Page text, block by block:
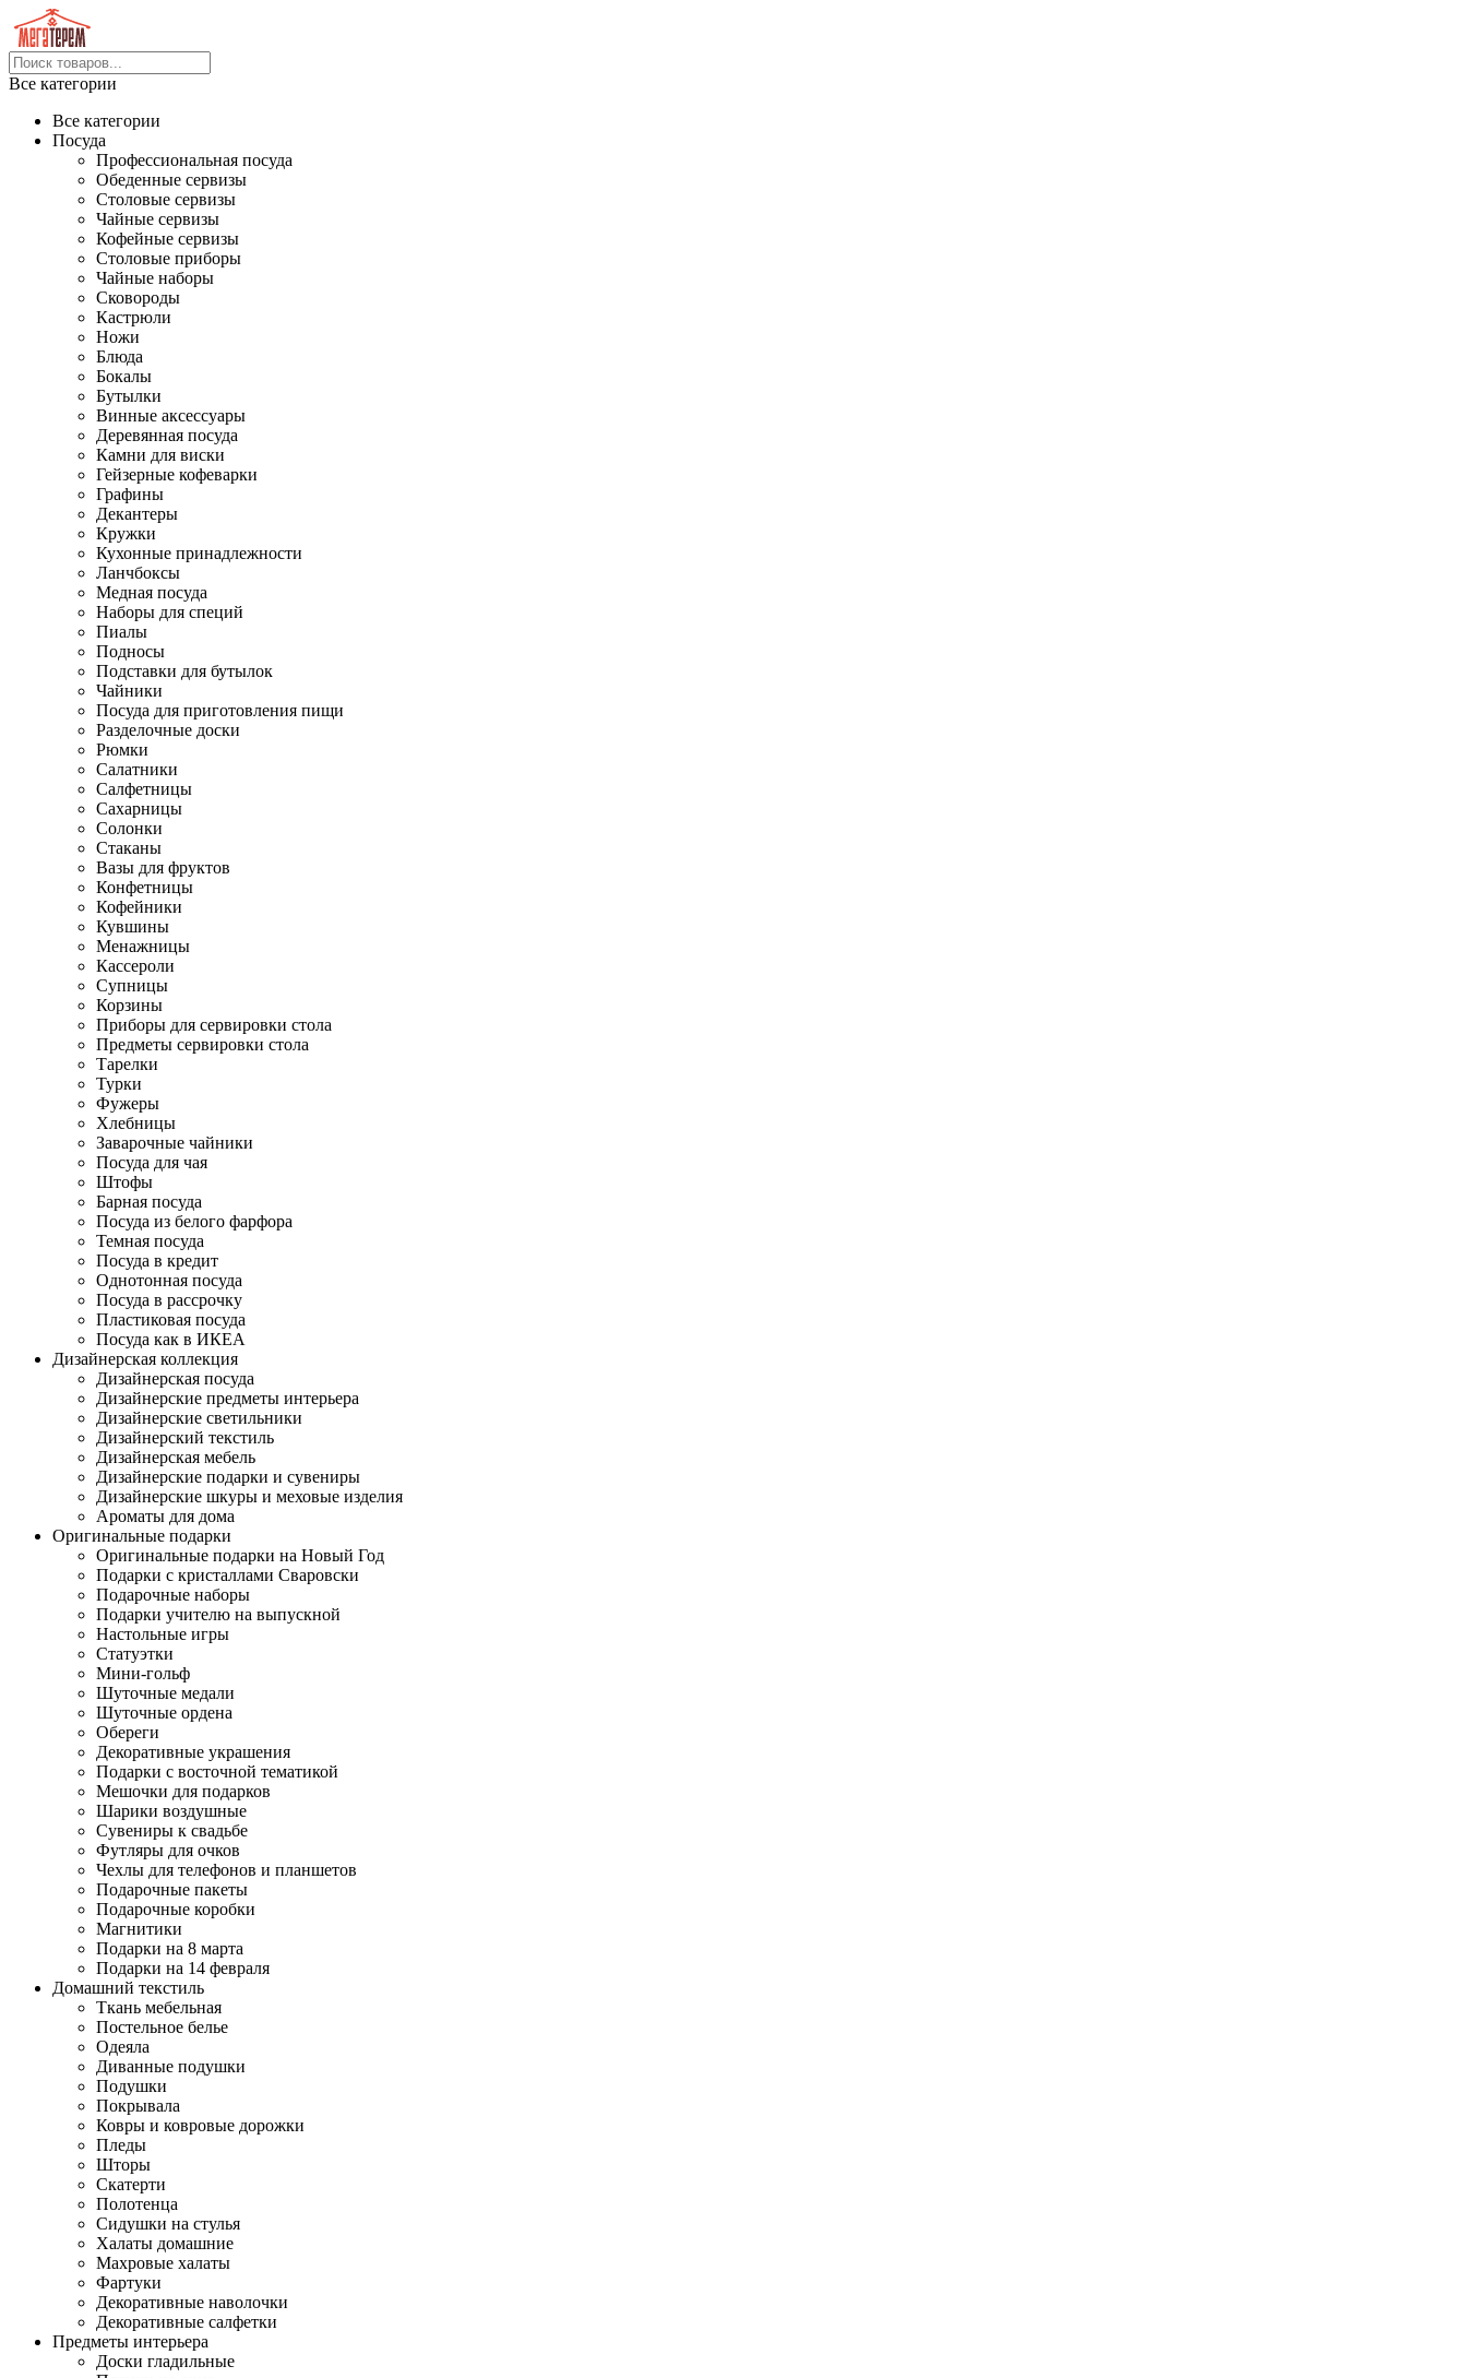
Все категории
Все категории
Посуда
Профессиональная посуда
Обеденные сервизы
Столовые сервизы
Чайные сервизы
Кофейные сервизы
Столовые приборы
Чайные наборы
Сковороды
Кастрюли
Ножи
Блюда
Бокалы
Бутылки
Винные аксессуары
Деревянная посуда
Камни для виски
Гейзерные кофеварки
Графины
Декантеры
Кружки
Кухонные принадлежности
Ланчбоксы
Медная посуда
Наборы для специй
Пиалы
Подносы
Подставки для бутылок
Чайники
Посуда для приготовления пищи
Разделочные доски
Рюмки
Салатники
Салфетницы
Сахарницы
Солонки
Стаканы
Вазы для фруктов
Конфетницы
Кофейники
Кувшины
Менажницы
Кассероли
Супницы
Корзины
Приборы для сервировки стола
Предметы сервировки стола
Тарелки
Турки
Фужеры
Хлебницы
Заварочные чайники
Посуда для чая
Штофы
Барная посуда
Посуда из белого фарфора
Темная посуда
Посуда в кредит
Однотонная посуда
Посуда в рассрочку
Пластиковая посуда
Посуда как в ИКЕА
Дизайнерская коллекция
Дизайнерская посуда
Дизайнерские предметы интерьера
Дизайнерские светильники
Дизайнерский текстиль
Дизайнерская мебель
Дизайнерские подарки и сувениры
Дизайнерские шкуры и меховые изделия
Ароматы для дома
Оригинальные подарки
Оригинальные подарки на Новый Год
Подарки с кристаллами Сваровски
Подарочные наборы
Подарки учителю на выпускной
Настольные игры
Статуэтки
Мини-гольф
Шуточные медали
Шуточные ордена
Обереги
Декоративные украшения
Подарки с восточной тематикой
Мешочки для подарков
Шарики воздушные
Сувениры к свадьбе
Футляры для очков
Чехлы для телефонов и планшетов
Подарочные пакеты
Подарочные коробки
Магнитики
Подарки на 8 марта
Подарки на 14 февраля
Домашний текстиль
Ткань мебельная
Постельное белье
Одеяла
Диванные подушки
Подушки
Покрывала
Ковры и ковровые дорожки
Пледы
Шторы
Скатерти
Полотенца
Сидушки на стулья
Халаты домашние
Махровые халаты
Фартуки
Декоративные наволочки
Декоративные салфетки
Предметы интерьера
Доски гладильные